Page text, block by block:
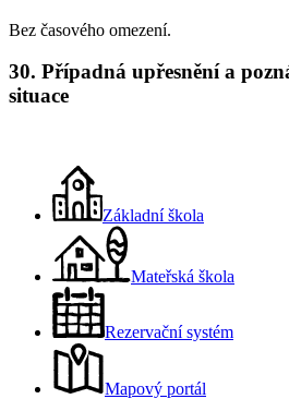
Bez časového omezení.
30. Případná upřesnění a
situace
Základní škola
Mateřská škola
Rezervační systém
Mapový portál